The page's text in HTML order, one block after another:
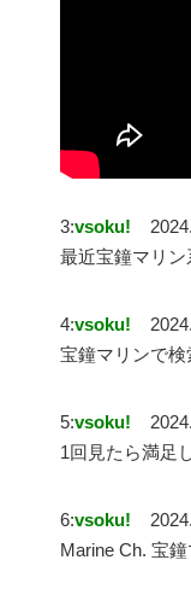
3:vsoku!
最近宝鐘マリ
4:vsoku!
宝鐘マリンで
5:vsoku!
1回見たら満足
6:vsoku!
Marine Ch. 宝